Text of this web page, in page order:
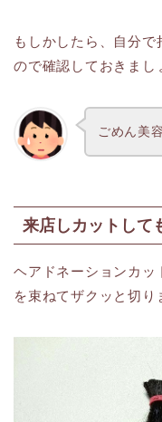
もしかしたら、自分
ので確認しておきまし
ごめん美
来店しカットして
ヘアドネーションカッ
を束ねてザクッと切り